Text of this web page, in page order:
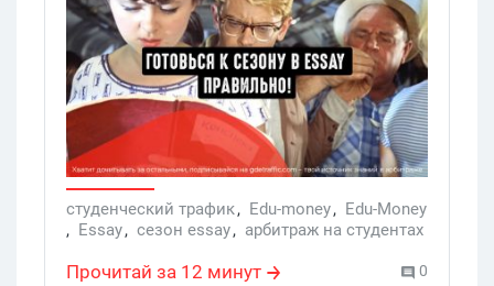
Edu-Money раскрывает секреты
успешного слива в образовательном
трафике.
студенческий трафик, Edu-money, Edu-Money
, Essay, сезон essay, арбитраж на студентах
Прочитай за 12 минут 0